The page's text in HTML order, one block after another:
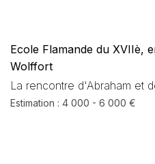
Ecole Flamande du XVIIè,
Wolffort
La rencontre d'Abraham et
Estimation : 4 000 - 6 000 €